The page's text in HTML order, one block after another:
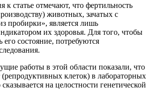
к статье отмечают, что фертильность
животных, зачатых с
пробирки», является лишь
их здоровья. Для того, чтобы
его состояние, потребуются
работы в этой области показали, что
клеток) в лабораторных
на целостности генетической